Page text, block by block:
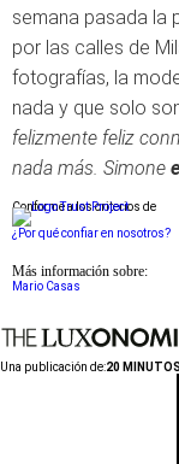
semana pasada la
por las calles de
fotografías, la
nada y que solo
felizmente feliz
nada más. Simone
Conforme a los criterios de
¿Por qué confiar en nosotros?
Más información sobre:
Mario Casas
Una publicación de:20